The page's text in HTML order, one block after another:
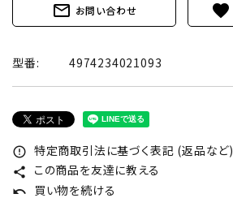
mail_outline お問い合わせ favorite
型番: 4974234021093
error_outline 特定商取引法に基づく表記 (返品など)
share この商品を友達に教える
undo 買い物を続ける